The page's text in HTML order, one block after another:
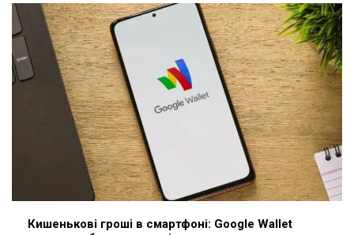
Кишенькові гроші в смартфоні: Google Wallet